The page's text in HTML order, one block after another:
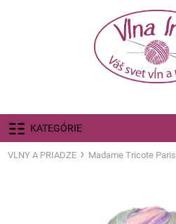
KATEGÓRIE
VLNY A PRIADZE Madame Tricote Paris